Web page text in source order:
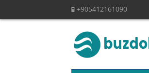
+905412161090